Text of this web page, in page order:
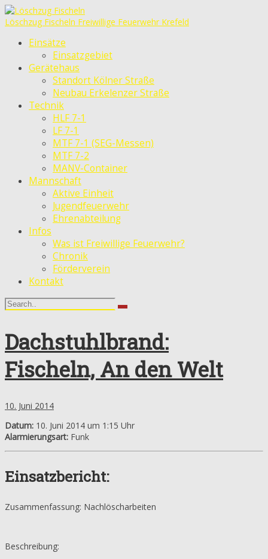
Löschzug Fischeln Freiwillige Feuerwehr Krefeld
Einsätze
Einsatzgebiet
Gerätehaus
Standort Kölner Straße
Neubau Erkelenzer Straße
Technik
HLF 7-1
LF 7-1
MTF 7-1 (SEG-Messen)
MTF 7-2
MANV-Container
Mannschaft
Aktive Einheit
Jugendfeuerwehr
Ehrenabteilung
Infos
Was ist Freiwillige Feuerwehr?
Chronik
Förderverein
Kontakt
Dachstuhlbrand:
Fischeln, An den Welt
10. Juni 2014
Datum: 10. Juni 2014 um 1:15 Uhr
Alarmierungsart: Funk
Einsatzbericht:
Zusammenfassung: Nachlöscharbeiten
Beschreibung: